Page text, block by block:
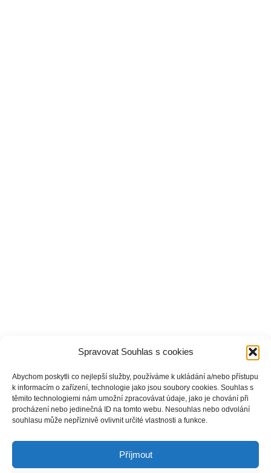
Spravovat Souhlas s cookies
Abychom poskytli co nejlepší služby, používáme k ukládání a/nebo přístupu
k informacím o zařízení, technologie jako jsou soubory cookies. Souhlas s
těmito technologiemi nám umožní zpracovávat údaje, jako je chování při
procházení nebo jedinečná ID na tomto webu. Nesouhlas nebo odvolání
souhlasu může nepříznivě ovlivnit určité vlastnosti a funkce.
Příjmout